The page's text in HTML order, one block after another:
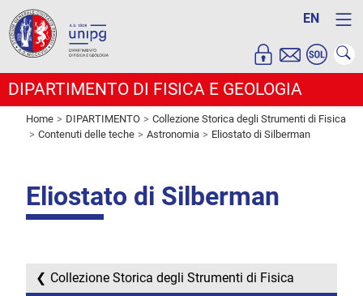
EN
DIPARTIMENTO DI FISICA E GEOLOGIA
Home DIPARTIMENTO
Collezione Storica degli Strumenti di Fisica
Contenuti delle teche
Astronomia Eliostato di Silberman
Eliostato di Silberman
Collezione Storica degli Strumenti di Fisica